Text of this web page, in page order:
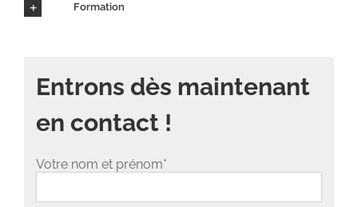
Formation
Entrons dès maintenant
en contact !
Votre nom et prénom*